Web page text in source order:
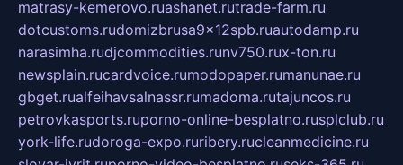
matrasy-kemerovo.ruashanet.rutrade-farm.ru
dotcustoms.rudomizbrusa9x12spb.ruautodamp.ru
narasimha.rudjcommodities.runv750.rux-ton.ru
newsplain.rucardvoice.rumodopaper.rumanunae.ru
gbget.rualfeihavsalnassr.rumadoma.rutajuncos.ru
petrovkasports.ruporno-online-besplatno.rusplclub.ru
york-life.rudoroga-expo.ruribery.rucleanmedicine.ru